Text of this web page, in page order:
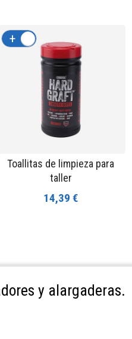
Toallitas de limpieza para
taller
14,39 €
+ -
y alargaderas.